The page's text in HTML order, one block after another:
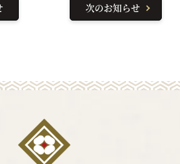
次のお知らせ